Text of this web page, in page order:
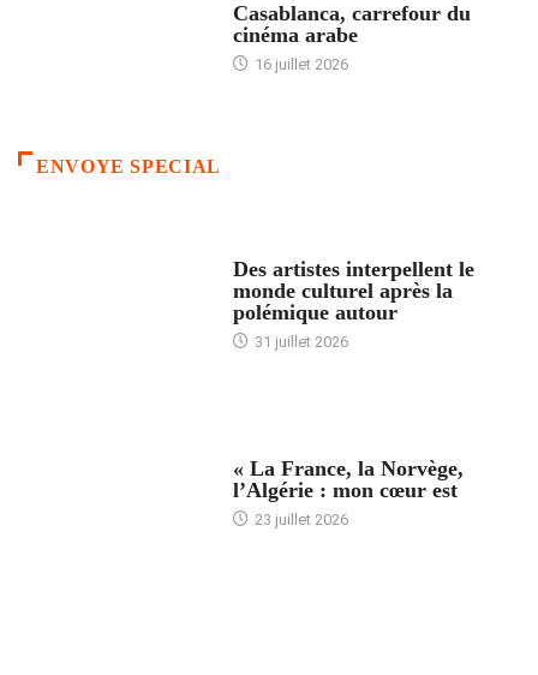
Casablanca, carrefour du
cinéma arabe
16 juillet 2026
ENVOYE SPECIAL
Des artistes interpellent le
monde culturel après la
polémique autour
31 juillet 2026
« La France, la Norvège,
l’Algérie : mon cœur est
23 juillet 2026